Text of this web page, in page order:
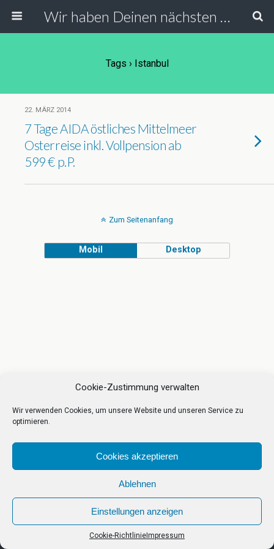
Cookie-Zustimmung verwalten
Wir verwenden Cookies, um unsere Website und unseren Service zu
optimieren.
Cookies akzeptieren
Ablehnen
Einstellungen anzeigen
Cookie-Richtlinie Impressum
Wir haben Deinen nächsten Urlaub
Tags › Istanbul
22. MÄRZ 2014
7 Tage AIDA östliches Mittelmeer
Osterreise inkl. Vollpension ab
599 € p.P.
Zum Seitenanfang
Mobil Desktop